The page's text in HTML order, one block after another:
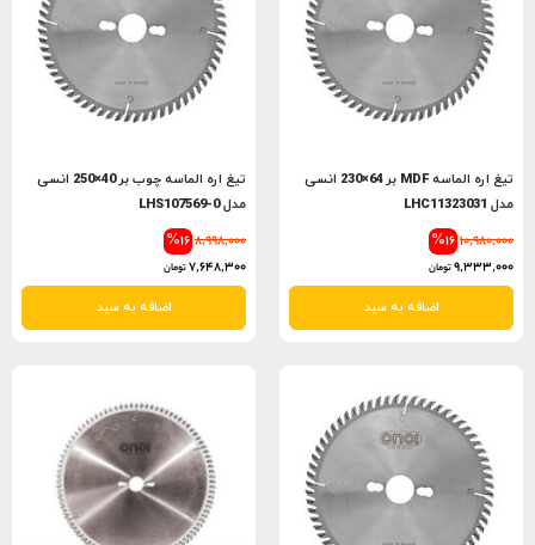
تیغ اره الماسه MDF بر 64×230 انسی
مدل LHC11323031
%16 10,980,000
9,333,000تومان
اضافه به سبد
تیغ اره الماسه چوب بر 40×250 انسی
مدل LHS107569-0
%16 8,998,000
7,648,300تومان
اضافه به سبد